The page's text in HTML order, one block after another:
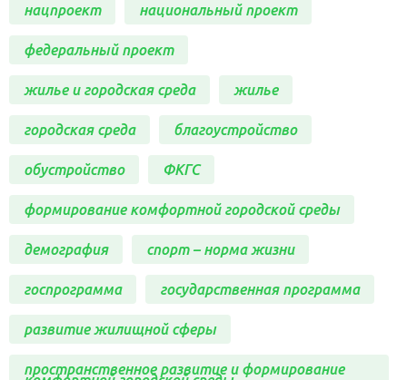
нацпроект национальный проект
федеральный проект
жилье и городская среда жилье
городская среда благоустройство
обустройство ФКГС
формирование комфортной городской среды
демография спорт – норма жизни
госпрограмма государственная программа
развитие жилищной сферы
пространственное развитие и формирование